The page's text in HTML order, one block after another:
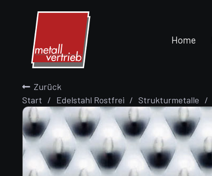
Home
Zurück
Start / Edelstahl Rostfrei / Strukturmetalle /